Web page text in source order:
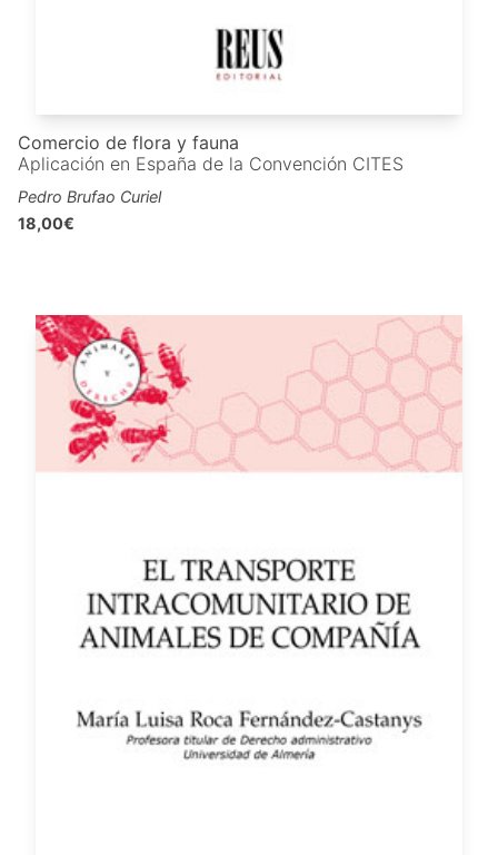
Comercio de flora y fauna
Aplicación en España de la Convención CITES
Pedro Brufao Curiel
18,00€